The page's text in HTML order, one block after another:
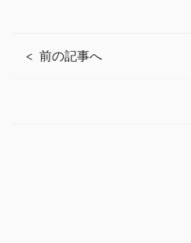
前の記事へ